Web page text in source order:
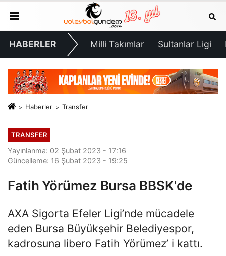
HABERLER Milli Takımlar Sultanlar Ligi
Haberler Transfer
TRANSFER
Yayınlanma: 02 Şubat 2023 - 17:16
Güncelleme: 16 Şubat 2023 - 19:25
Fatih Yörümez Bursa BBSK'de
AXA Sigorta Efeler Ligi’nde mücadele
eden Bursa Büyükşehir Belediyespor,
kadrosuna libero Fatih Yörümez’ i kattı.